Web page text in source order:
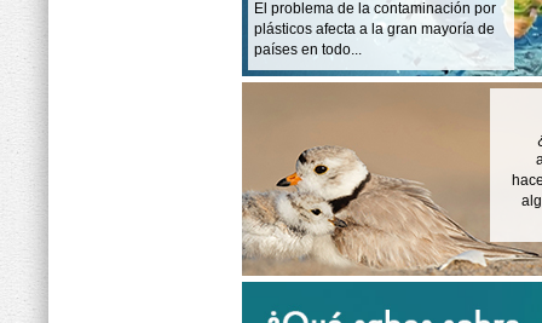
El problema de la contaminación por
plásticos afecta a la gran mayoría de
países en todo...